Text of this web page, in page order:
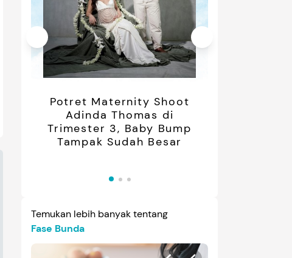
Rekomendasi
Nama Bayi Resep
Potret Maternity Shoot
Adinda Thomas di
Trimester 3, Baby Bump
Tampak Sudah Besar
Temukan lebih banyak tentang
Fase Bunda